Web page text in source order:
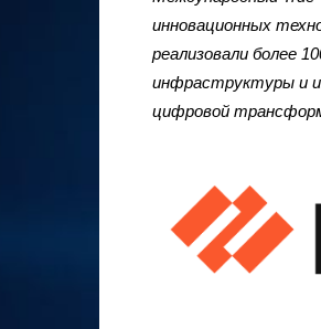
инновационных
реализовали более
инфраструктуры и
цифровой